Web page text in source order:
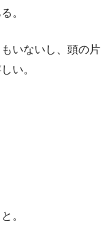
。
いないし、頭の片
い。
。